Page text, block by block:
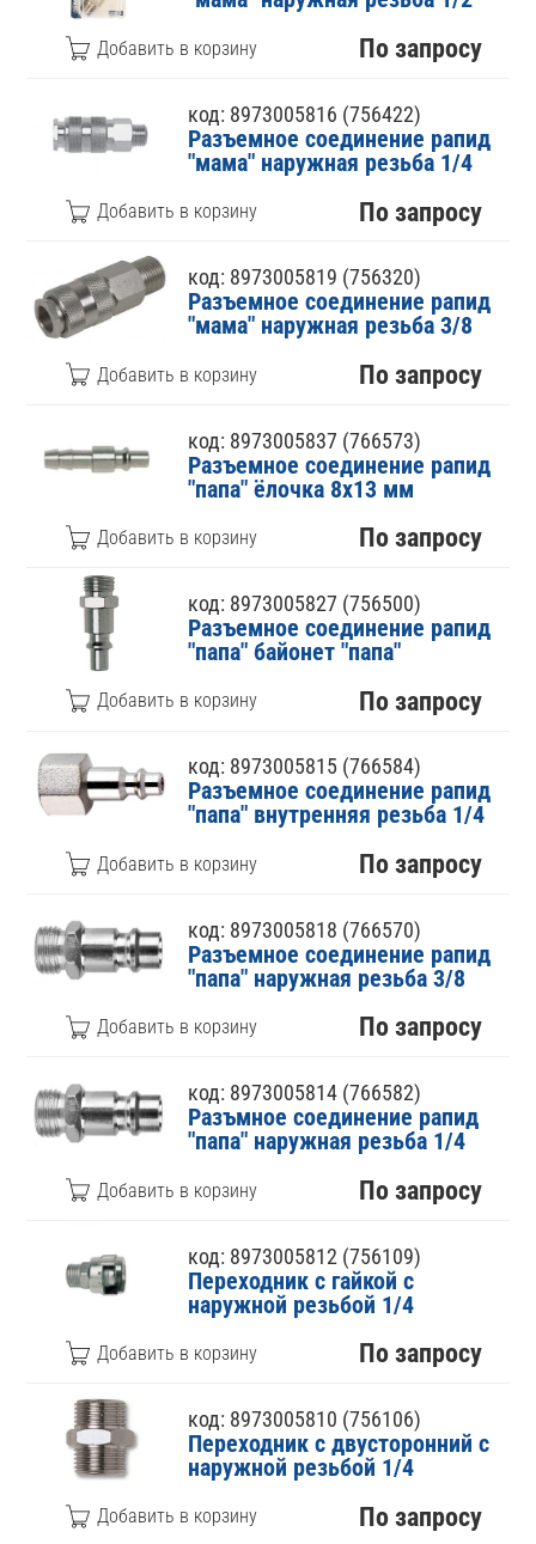
По запросу
код: 8973005816 (756422)
Разъемное соединение рапид
"мама" наружная резьба 1/4
По запросу
код: 8973005819 (756320)
Разъемное соединение рапид
"мама" наружная резьба 3/8
По запросу
код: 8973005837 (766573)
Разъемное соединение рапид
"папа" ёлочка 8х13 мм
По запросу
код: 8973005827 (756500)
Разъемное соединение рапид
"папа" байонет "папа"
По запросу
код: 8973005815 (766584)
Разъемное соединение рапид
"папа" внутренняя резьба 1/4
По запросу
код: 8973005818 (766570)
Разъемное соединение рапид
"папа" наружная резьба 3/8
По запросу
код: 8973005814 (766582)
Разъмное соединение рапид
"папа" наружная резьба 1/4
По запросу
код: 8973005812 (756109)
Переходник с гайкой с
наружной резьбой 1/4
По запросу
код: 8973005810 (756106)
Переходник с двусторонний с
наружной резьбой 1/4
По запросу